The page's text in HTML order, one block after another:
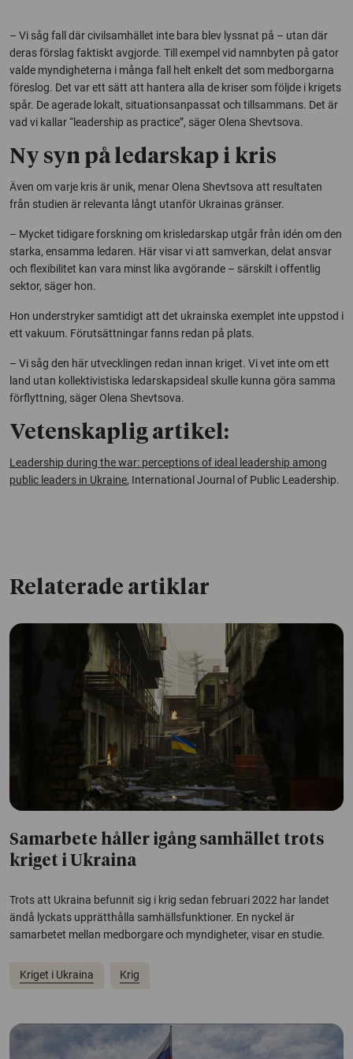
– Vi såg fall där civilsamhället inte bara blev lyssnat på – utan där
deras förslag faktiskt avgjorde. Till exempel vid namnbyten på gator
valde myndigheterna i många fall helt enkelt det som medborgarna
föreslog. Det var ett sätt att hantera alla de kriser som följde i krigets
spår. De agerade lokalt, situationsanpassat och tillsammans. Det är
vad vi kallar “leadership as practice”, säger Olena Shevtsova.
Ny syn på ledarskap i kris
Även om varje kris är unik, menar Olena Shevtsova att resultaten
från studien är relevanta långt utanför Ukrainas gränser.
– Mycket tidigare forskning om krisledarskap utgår från idén om den
starka, ensamma ledaren. Här visar vi att samverkan, delat ansvar
och flexibilitet kan vara minst lika avgörande – särskilt i offentlig
sektor, säger hon.
Hon understryker samtidigt att det ukrainska exemplet inte uppstod i
ett vakuum. Förutsättningar fanns redan på plats.
– Vi såg den här utvecklingen redan innan kriget. Vi vet inte om ett
land utan kollektivistiska ledarskapsideal skulle kunna göra samma
förflyttning, säger Olena Shevtsova.
Vetenskaplig artikel:
Leadership during the war: perceptions of ideal leadership among
public leaders in Ukraine, International Journal of Public Leadership.
Relaterade artiklar
Samarbete håller igång samhället trots
kriget i Ukraina
Trots att Ukraina befunnit sig i krig sedan februari 2022 har landet
ändå lyckats upprätthålla samhällsfunktioner. En nyckel är
samarbetet mellan medborgare och myndigheter, visar en studie.
Kriget i Ukraina Krig